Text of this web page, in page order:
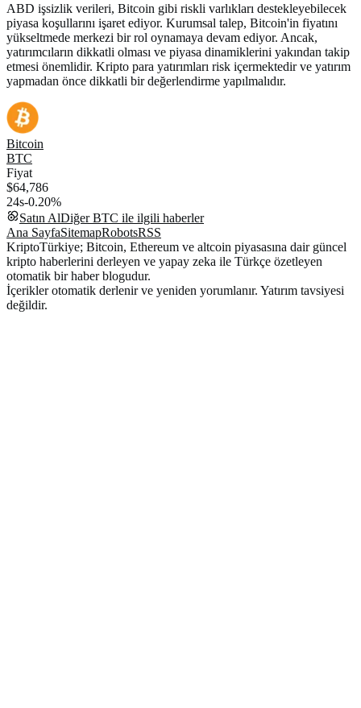
ABD işsizlik verileri, Bitcoin gibi riskli varlıkları destekleyebilecek
piyasa koşullarını işaret ediyor. Kurumsal talep, Bitcoin'in fiyatını
yükseltmede merkezi bir rol oynamaya devam ediyor. Ancak,
yatırımcıların dikkatli olması ve piyasa dinamiklerini yakından takip
etmesi önemlidir. Kripto para yatırımları risk içermektedir ve yatırım
yapmadan önce dikkatli bir değerlendirme yapılmalıdır.
Bitcoin
BTC
Fiyat
$64,786
24s-0.20%
Satın AlDiğerBTC ile ilgili haberler
Ana SayfaSitemapRobotsRSS
KriptoTürkiye; Bitcoin, Ethereum ve altcoin piyasasına dair güncel
kripto haberlerini derleyen ve yapay zeka ile Türkçe özetleyen
otomatik bir haber blogudur.
İçerikler otomatik derlenir ve yeniden yorumlanır. Yatırım tavsiyesi
değildir.